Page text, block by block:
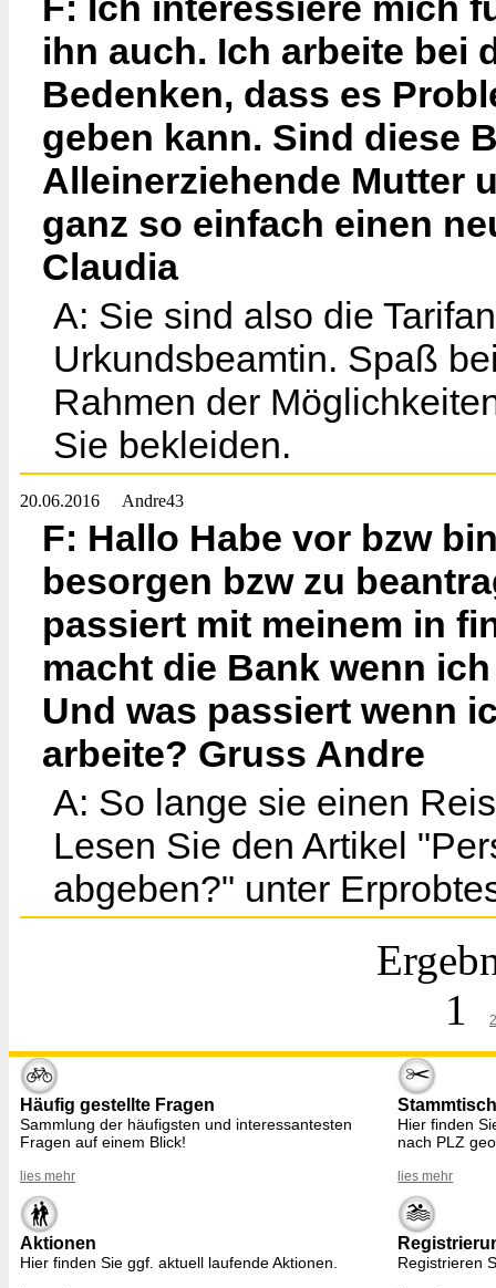
ihn auch. Ich arbeite bei
Bedenken, dass es
geben kann. Sind diese
Alleinerziehende Mutter
ganz so einfach einen
Claudia
A: Sie sind also die
Urkundsbeamtin. Spaß
Rahmen der
Sie bekleiden.
20.06.2016 Andre43
F: Hallo Habe vor bzw
besorgen bzw zu
passiert mit meinem in
macht die Bank wenn
Und was passiert wenn
arbeite? Gruss Andre
A: So lange sie einen
Lesen Sie den Artikel
abgeben?" unter
1
2
Häufig gestellte Fragen
Sammlung der häufigsten und interessantesten
Fragen auf einem Blick!
lies mehr
Hier finden
nach PLZ
lies mehr
Aktionen
Hier finden Sie ggf. aktuell laufende Aktionen. Registrieren